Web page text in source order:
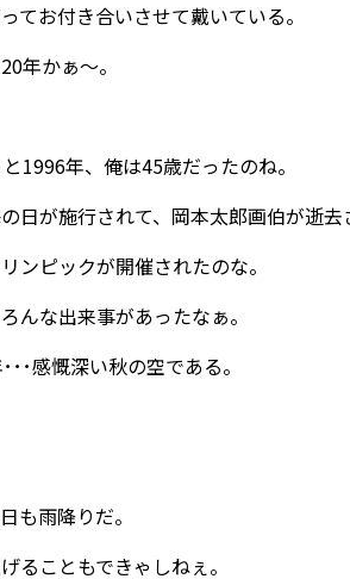
てお付き合いさせて戴いている。
年かぁ～。
1996年、俺は45歳だったのね。
日が施行されて、岡本太郎画伯が逝去
ンピックが開催されたのな。
んな出来事があったなぁ。
･･感慨深い秋の空である。
も雨降りだ。
ることもできゃしねぇ。